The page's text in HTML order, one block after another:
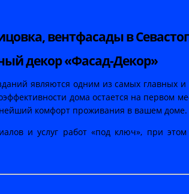
вентфасады в
декор «Фасад-Декор»
являются одним из самых главных и
дома остается на первом
комфорт проживания в вашем доме.
и услуг работ «под ключ», при